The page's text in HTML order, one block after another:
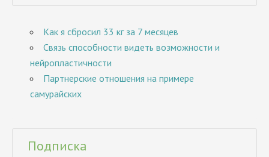
Как я сбросил 33 кг за 7 месяцев
Связь способности видеть возможности и
нейропластичности
Партнерские отношения на примере
самурайских
Подписка